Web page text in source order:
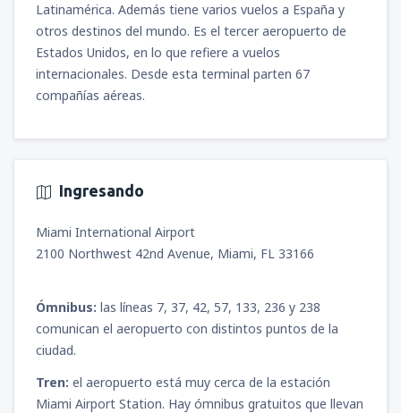
Latinamérica. Además tiene varios vuelos a España y
otros destinos del mundo. Es el tercer aeropuerto de
Estados Unidos, en lo que refiere a vuelos
internacionales. Desde esta terminal parten 67
compañías aéreas.
Ingresando
Miami International Airport
2100 Northwest 42nd Avenue, Miami, FL 33166
Ómnibus: las líneas 7, 37, 42, 57, 133, 236 y 238
comunican el aeropuerto con distintos puntos de la
ciudad.
Tren: el aeropuerto está muy cerca de la estación
Miami Airport Station. Hay ómnibus gratuitos que llevan